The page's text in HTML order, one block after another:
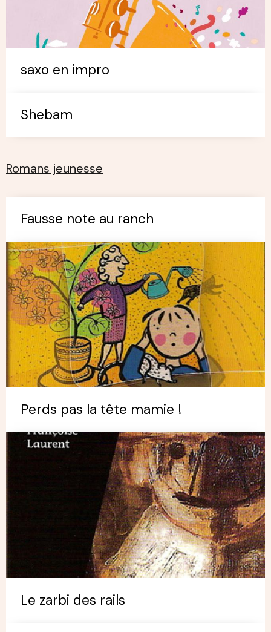
saxo en impro
Shebam
Romans jeunesse
Fausse note au ranch
Perds pas la tête mamie !
Le zarbi des rails